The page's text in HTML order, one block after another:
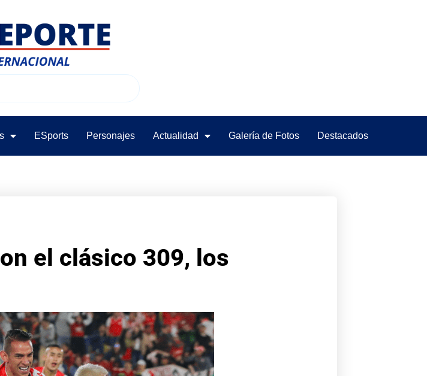
ESports Personajes Actualidad Galería de Fotos Destacados
el clásico 309, los